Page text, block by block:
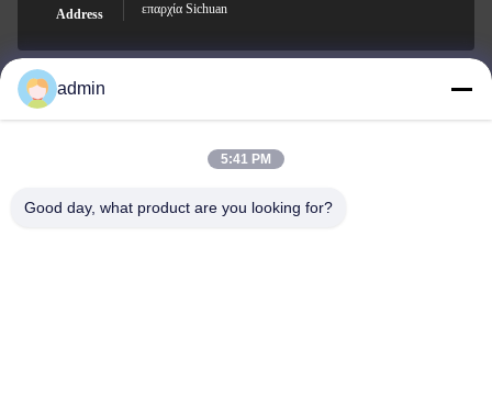
Address
επαρχία Sichuan
Nero@enlaibio.com
admin
5:41 PM
Good day, what product are you looking for?